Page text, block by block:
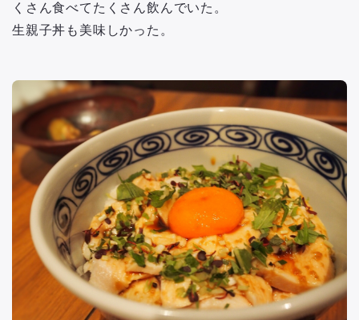
くさん食べてたくさん飲んでいた。
生親子丼も美味しかった。